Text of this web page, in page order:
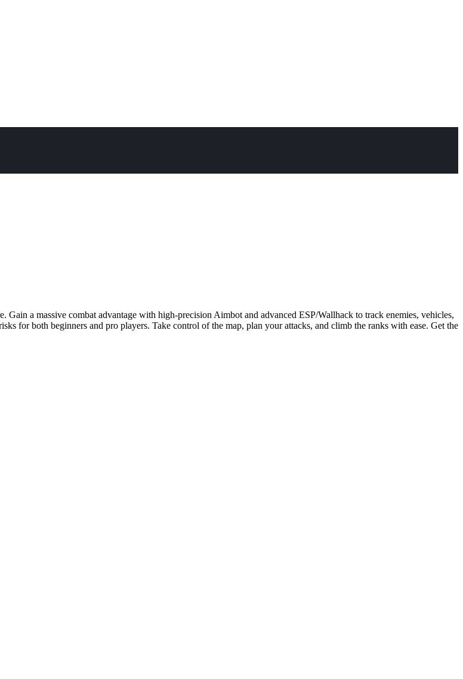
a massive combat advantage with high-precision Aimbot and advanced ESP/Wallhack to track enemies, vehicles,
for both beginners and pro players. Take control of the map, plan your attacks, and climb the ranks with ease. Get the